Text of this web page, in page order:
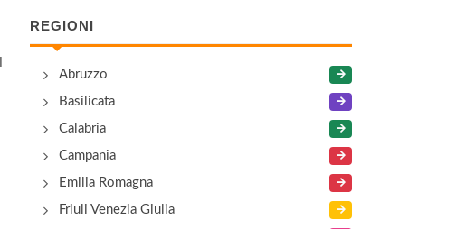
REGIONI
Abruzzo
Basilicata
Calabria
Campania
Emilia Romagna
Friuli Venezia Giulia